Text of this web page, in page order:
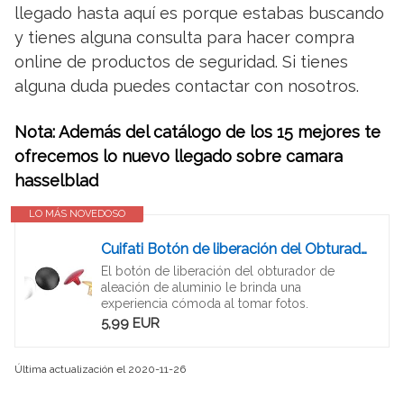
llegado hasta aquí es porque estabas buscando
y tienes alguna consulta para hacer compra
online de productos de seguridad. Si tienes
alguna duda puedes contactar con nosotros.
Nota: Además del catálogo de los 15 mejores te
ofrecemos lo nuevo llegado sobre camara
hasselblad
LO MÁS NOVEDOSO
Cuifati Botón de liberación del Obturador de la cámara, 4 Botones de liberación del Obturador de la cámara de aleación de Aluminio para Leica/para RolleiFlex/para Fujifilm/para Hasselblad(Cóncavo)
El botón de liberación del obturador de
aleación de aluminio le brinda una
experiencia cómoda al tomar fotos.
5,99 EUR
Última actualización el 2020-11-26